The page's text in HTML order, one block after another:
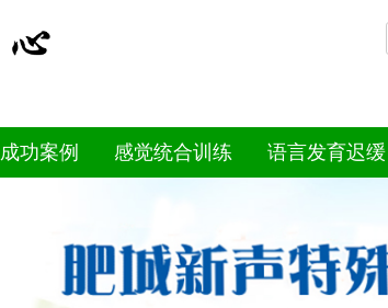
成功案例 感觉统合训练 语言发育迟缓